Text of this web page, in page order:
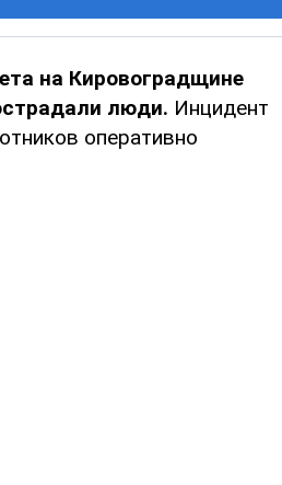
на Кировоградщине
люди. Инцидент
оперативно